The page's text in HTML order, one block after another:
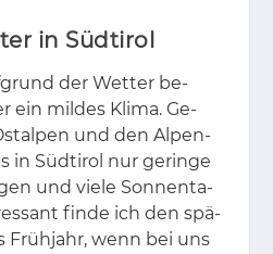
in Südtirol
der Wet­ter be­
ein mil­des Kli­ma. Ge­
und den Al­pen­
in Süd­ti­rol nur ge­rin­ge
und vie­le Son­nen­ta­
fin­de ich den spä­
Früh­jahr, wenn bei uns